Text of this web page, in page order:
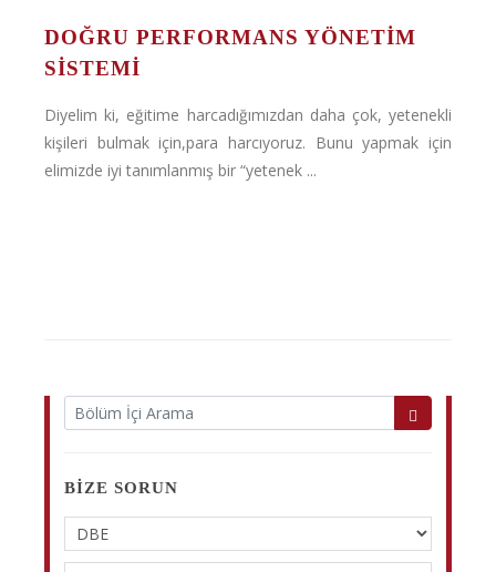
DOĞRU PERFORMANS YÖNETIM
SISTEMI
Diyelim ki, eğitime harcadığımızdan daha çok, yetenekli
kişileri bulmak için,para harcıyoruz. Bunu yapmak için
elimizde iyi tanımlanmış bir “yetenek ...
BIZE SORUN